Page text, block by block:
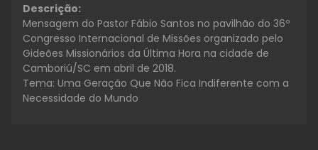
Descrição:
Mensagem do Pastor Fábio Santos no pavilhão do 36º
Congresso Internacional de Missões organizado pelo
Gideões Missionários da Última Hora na cidade de
Camboriú/SC em abril de 2018.
Tema: Uma Geração Que Não Fica Indiferente com a
Necessidade do Mundo